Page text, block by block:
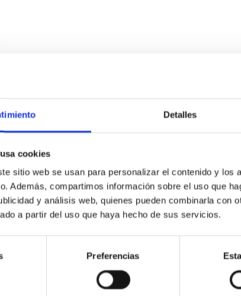
Detalles
cookies
sitio web se usan para personalizar el contenido y los
Además, compartimos información sobre el uso que
y análisis web, quienes pueden combinarla con
a partir del uso que haya hecho de sus servicios.
Preferencias
CLUES TOGETHER USING WHITE
orbiting main sequence stars and red giants.
however, ample indirect evidence of the existence of